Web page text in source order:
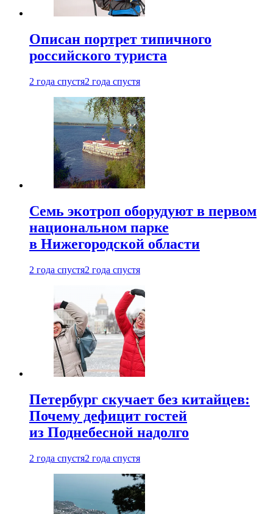
Описан портрет типичного
российского туриста
2 года спустя2 года спустя
Семь экотроп оборудуют в первом
национальном парке
в Нижегородской области
2 года спустя2 года спустя
Петербург скучает без китайцев:
Почему дефицит гостей
из Поднебесной надолго
2 года спустя2 года спустя